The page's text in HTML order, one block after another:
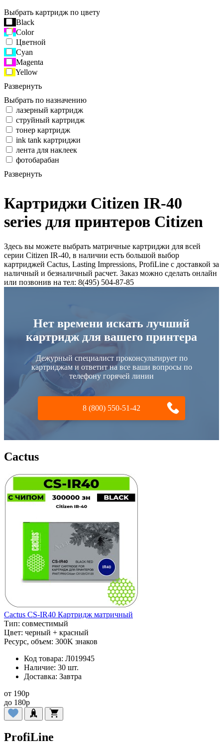
Выбрать картридж по цвету
Black
Color
Цветной
Cyan
Magenta
Yellow
Развернуть
Выбрать по назначению
лазерный картридж
струйный картридж
тонер картридж
ink tank картриджи
лента для наклеек
фотобарабан
Развернуть
Картриджи Citizen IR-40
series для принтеров Citizen
Здесь вы можете выбрать матричные картриджи для всей
серии Citizen IR-40, в наличии есть большой выбор
картриджей Cactus, Lasting Impressions, ProfiLine с доставкой за
наличный и безналичный расчет. Заказ можно сделать онлайн
или позвонив на тел: 8(495) 504-87-85
Нет времени искать лучший
картридж для вашего принтера
Дежурный специалист проконсультирует по
картриджам и ответит на все ваши вопросы по
телефону горячей линии
8 (800) 550-51-42
Cactus
Cactus CS-IR40 Картридж матричный
Тип: совместимый
Цвет: черный + красный
Ресурс, объем: 300K знаков
Код товара: Л019945
Наличие: 30 шт.
Доставка: Завтра
от 190p
до 180p
ProfiLine